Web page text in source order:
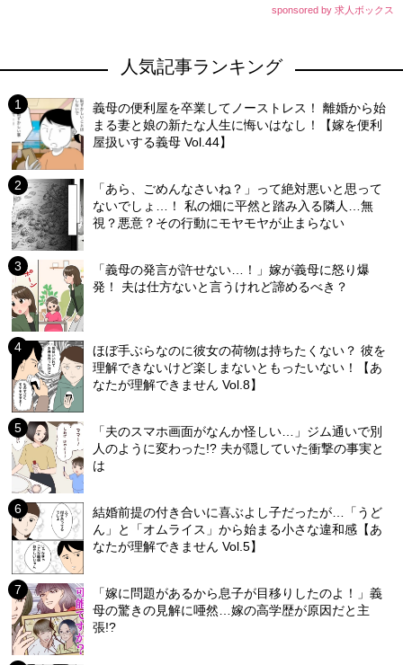
sponsored by 求人ボックス
人気記事ランキング
義母の便利屋を卒業してノーストレス！ 離婚から始
まる妻と娘の新たな人生に悔いはなし！【嫁を便利
屋扱いする義母 Vol.44】
「あら、ごめんなさいね？」って絶対悪いと思って
ないでしょ…！ 私の畑に平然と踏み入る隣人…無
視？悪意？その行動にモヤモヤが止まらない
「義母の発言が許せない…！」嫁が義母に怒り爆
発！ 夫は仕方ないと言うけれど諦めるべき？
ほぼ手ぶらなのに彼女の荷物は持ちたくない？ 彼を
理解できないけど楽しまないともったいない！【あ
なたが理解できません Vol.8】
「夫のスマホ画面がなんか怪しい…」ジム通いで別
人のように変わった!? 夫が隠していた衝撃の事実と
は
結婚前提の付き合いに喜ぶよし子だったが…「うど
ん」と「オムライス」から始まる小さな違和感【あ
なたが理解できません Vol.5】
「嫁に問題があるから息子が目移りしたのよ！」義
母の驚きの見解に唖然…嫁の高学歴が原因だと主
張!?